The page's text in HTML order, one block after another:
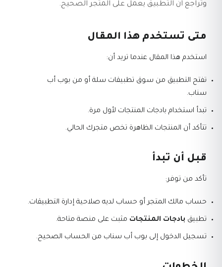
وتراجع أن التطبيق يعمل على المتجر الصحيح.
متى تستخدم هذا المقال
استخدم هذا المقال عندما تريد أن:
تفتح التطبيق من سوق تطبيقات سلة أو من بوب أب
سناب.
تبدأ استخدام بادجات المنتجات لأول مرة.
تتأكد أن المنتجات الظاهرة تخص متجرك الحالي.
قبل أن تبدأ
تأكد من توفر:
حساب مالك المتجر أو حساب لديه صلاحية إدارة التطبيقات.
تطبيق بادجات المنتجات مثبت على منصة متاحة.
تسجيل الدخول إلى بوب أب سناب من الحساب الصحيح.